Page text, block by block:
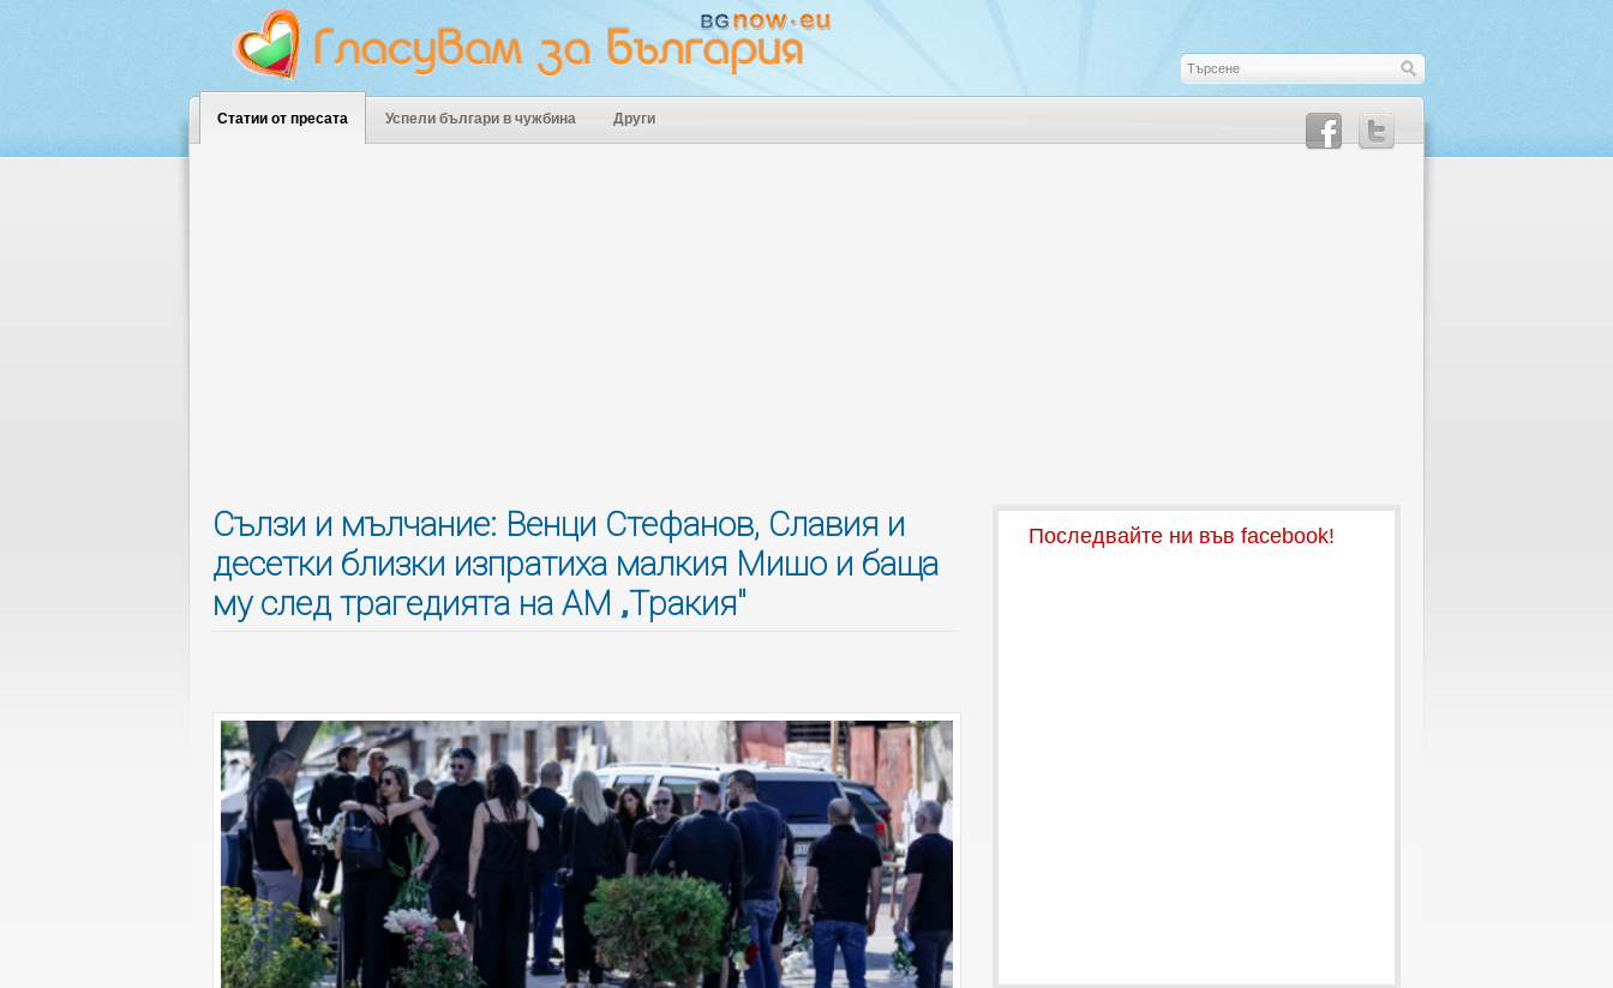
Статии от пресата Успели българи в чужбина Други
Сълзи и мълчание: Венци Стефанов, Славия и
десетки близки изпратиха малкия Мишо и баща
му след трагедията на АМ „Тракия"
Последвайте ни във facebook!